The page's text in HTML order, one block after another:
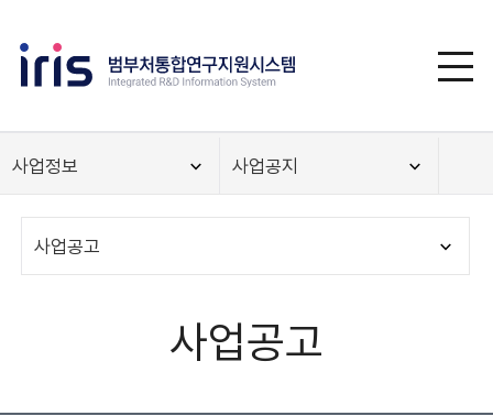
사업정보 사업공지
사업공고
사업공고